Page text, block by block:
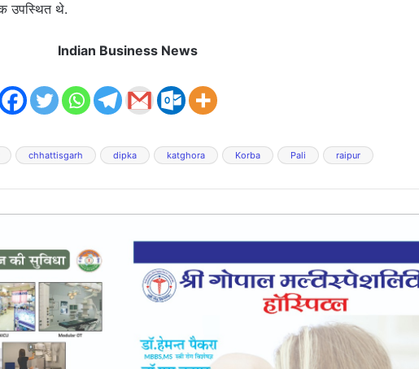
उपस्थित थे.
Indian Business News
chhattisgarh dipka katghora Korba Pali raipur